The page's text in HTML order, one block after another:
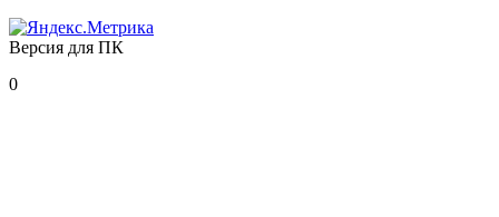
Версия для ПК
0